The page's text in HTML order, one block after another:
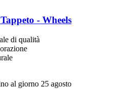
Tappeto -​ Wheels
di qualità
al giorno 25 agosto